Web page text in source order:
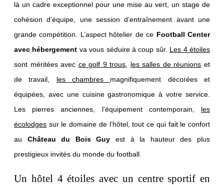
là un cadre exceptionnel pour une mise au vert, un stage de
cohésion d’équipe, une session d’entraînement avant une
grande compétition. L’aspect hôtelier de ce Football Center
avec hébergement va vous séduire à coup sûr. Les 4 étoiles
sont méritées avec ce golf 9 trous les salles de réunions et
de travail, les chambres magnifiquement décorées et
équipées, avec une cuisine gastronomique à votre service.
Les pierres anciennes, l’équipement contemporain, les
écolodges sur le domaine de l’hôtel, tout ce qui fait le confort
au Château du Bois Guy est à la hauteur des plus
prestigieux invités du monde du football.
Un hôtel 4 étoiles avec un centre sportif en